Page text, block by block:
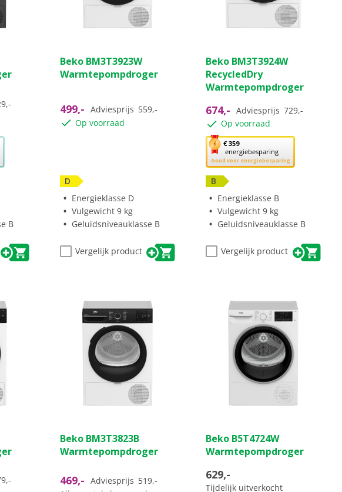
B
van
de
sterren.
Beko BM3T3923W
Warmtepompdroger
499,- Adviesprijs 559,-
Op voorraad
D
Energieklasse D
Vulgewicht 9 kg
Geluidsniveauklasse B
Vergelijk product
van
de
5
Beko BM3T3924W
RecycledDry
Warmtepompdroger
674,- Adviesprijs 729,-
Op voorraad
€ 359
energiebesparing
Goud voor energiebesparing
Met
deze
knop
opent
Youreko’s
tool
voor
B
Energieklasse B
Vulgewicht 9 kg
Geluidsniveauklasse B
Vergelijk product
van
de
sterren.
Beko BM3T3823B
Warmtepompdroger
469,- Adviesprijs 519,-
van
de
sterren.
Beko B5T4724W
Warmtepompdroger
629,-
Tijdelijk uitverkocht